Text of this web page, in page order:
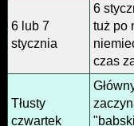
6 lub 7
stycznia
6
tuż po
czas
Tłusty
czwartek